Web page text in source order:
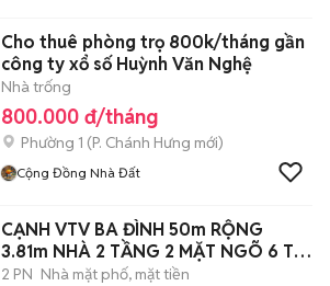
Cho thuê phòng trọ 800k/tháng gần
công ty xổ số Huỳnh Văn Nghệ
Nhà trống
800.000 đ/tháng
Phường 1 (P. Chánh Hưng mới)
Cộng Đồng Nhà Đất
CẠNH VTV BA ĐÌNH 50m RỘNG
3.81m NHÀ 2 TẦNG 2 MẶT NGÕ 6 Ty
9
2 PN Nhà mặt phố, mặt tiền